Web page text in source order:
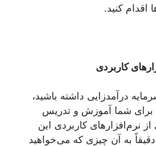
کنید.
کاربردی
درآمدزایی داشته باشید،
برای شما آموزش و تدریس
نرم‌افزارهای کاربردی این
به آن ‌چیزی که می‌خواهید